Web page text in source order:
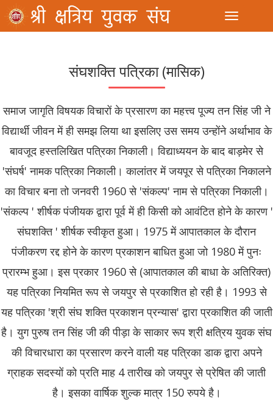
Toggle
संघशक्ति पत्रिका (मासिक)
समाज जागृति विषयक विचारों के प्रसारण का महत्त्व पूज्य तन सिंह जी ने
विद्यार्थी जीवन में ही समझ लिया था इसलिए उस समय उन्होंने अर्थाभाव के
बावजूद हस्तलिखित पत्रिका निकाली। विद्याध्ययन के बाद बाड़मेर से
'संघर्ष' नामक पत्रिका निकाली। कालांतर में जयपूर से पत्रिका निकालने
का विचार बना तो जनवरी 1960 से 'संकल्प' नाम से पत्रिका निकाली।
'संकल्प ' शीर्षक पंजीयक द्वारा पूर्व में ही किसी को आवंटित होने के कारण '
संघशक्ति ' शीर्षक स्वीकृत हुआ। 1975 में आपातकाल के दौरान
पंजीकरण रद्द होने के कारण प्रकाशन बाधित हुआ जो 1980 में पुनः
प्रारम्भ हुआ। इस प्रकार 1960 से (आपातकाल की बाधा के अतिरिक्त)
यह पत्रिका नियमित रूप से जयपुर से प्रकाशित हो रही है। 1993 से
यह पत्रिका 'श्री संघ शक्ति प्रकाशन प्रन्यास' द्वारा प्रकाशित की जाती
है। युग पुरुष तन सिंह जी की पीड़ा के साकार रूप श्री क्षत्रिय युवक संघ
की विचारधारा का प्रसारण करने वाली यह पत्रिका डाक द्वारा अपने
ग्राहक सदस्यों को प्रति माह 4 तारीख को जयपुर से प्रेषित की जाती
है। इसका वार्षिक शुल्क मात्र 150 रुपये है।